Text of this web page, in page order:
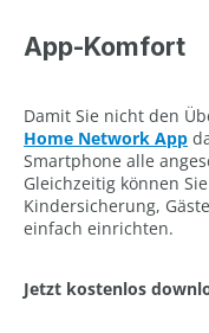
App-Komfort
Damit Sie nicht den
Home Network App
Smartphone alle
Gleichzeitig können
Kindersicherung,
einfach einrichten.
Jetzt kostenlos